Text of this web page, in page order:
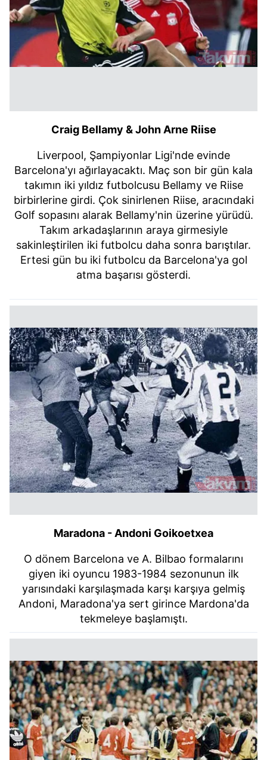
Craig Bellamy & John Arne Riise
Liverpool, Şampiyonlar Ligi'nde evinde
Barcelona'yı ağırlayacaktı. Maç son bir gün kala
takımın iki yıldız futbolcusu Bellamy ve Riise
birbirlerine girdi. Çok sinirlenen Riise, aracındaki
Golf sopasını alarak Bellamy'nin üzerine yürüdü.
Takım arkadaşlarının araya girmesiyle
sakinleştirilen iki futbolcu daha sonra barıştılar.
Ertesi gün bu iki futbolcu da Barcelona'ya gol
atma başarısı gösterdi.
Maradona - Andoni Goikoetxea
O dönem Barcelona ve A. Bilbao formalarını
giyen iki oyuncu 1983-1984 sezonunun ilk
yarısındaki karşılaşmada karşı karşıya gelmiş
Andoni, Maradona'ya sert girince Mardona'da
tekmeleye başlamıştı.